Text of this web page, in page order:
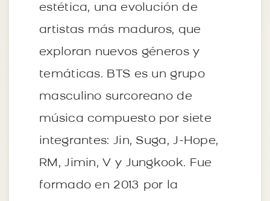
estética, una evolución de
artistas más maduros, que
exploran nuevos géneros y
temáticas. BTS es un grupo
masculino surcoreano de
música compuesto por siete
integrantes: Jin, Suga, J-Hope,
RM, Jimin, V y Jungkook. Fue
formado en 2013 por la